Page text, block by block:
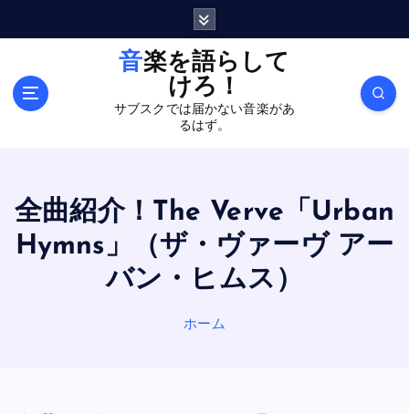
音楽を語らして
けろ！
サブスクでは届かない音楽があ
るはず。
全曲紹介！The Verve「Urban
Hymns」（ザ・ヴァーヴ アー
バン・ヒムス）
ホーム